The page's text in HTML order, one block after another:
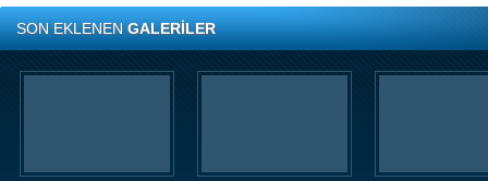
SON EKLENENGALERİLER